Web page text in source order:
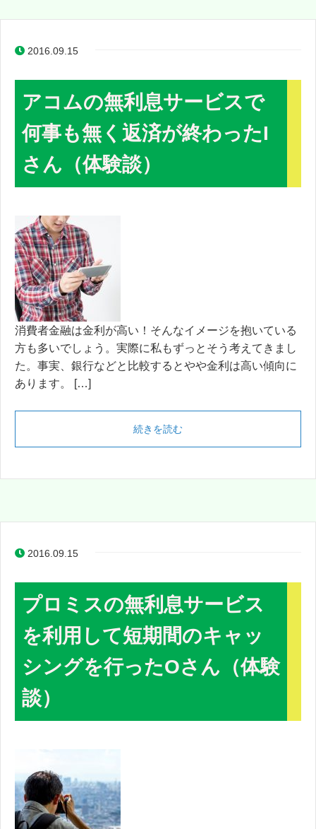
2016.09.15
アコムの無利息サービスで
何事も無く返済が終わったI
さん（体験談）
消費者金融は金利が高い！そんなイメージを抱いている
方も多いでしょう。実際に私もずっとそう考えてきまし
た。事実、銀行などと比較するとやや金利は高い傾向に
あります。 […]
続きを読む
2016.09.15
プロミスの無利息サービス
を利用して短期間のキャッ
シングを行ったOさん（体験
談）